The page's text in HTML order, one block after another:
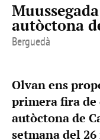
autòctona
Berguedà
Olvan ens
primera fira de
autòctona de
setmana del